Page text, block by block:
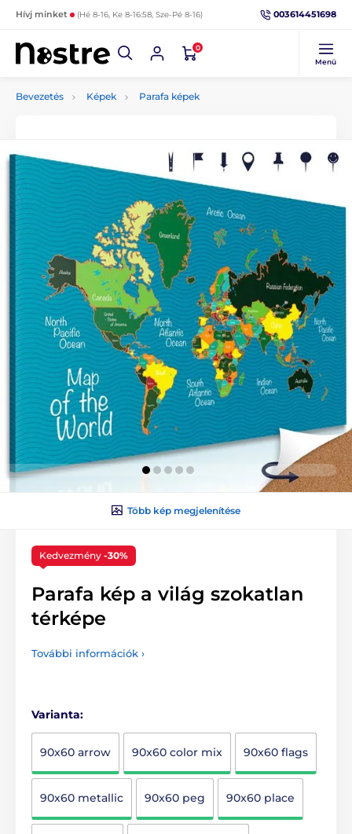
Hívj minket (Hé 8-16, Ke 8-16:58, Sze-Pé 8-16) 003614451698
0
Menü
Bevezetés Képek Parafa képek
Több kép megjelenítése
Kedvezmény -30%
Parafa kép a világ szokatlan
térképe
További információk ›
Varianta:
90x60 arrow 90x60 color mix 90x60 flags
90x60 metallic 90x60 peg 90x60 place